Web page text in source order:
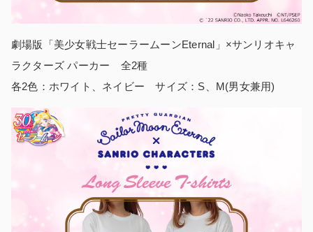
劇場版「美少女戦士セーラームーンEternal」×サンリオキャ
ラクターズ パーカー 全2種
各2色：ホワイト、ネイビー サイズ：S、M(男女兼用)